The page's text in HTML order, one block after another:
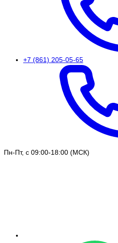
+7 (861) 205-05-65
Пн-Пт, с 09:00-18:00 (МСК)